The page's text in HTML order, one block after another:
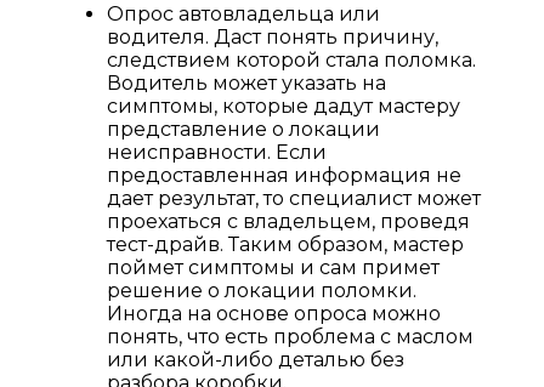
Опрос автовладельца или
водителя. Даст понять причину,
следствием которой стала поломка.
Водитель может указать на
симптомы, которые дадут мастеру
представление о локации
неисправности. Если
предоставленная информация не
дает результат, то специалист может
проехаться с владельцем, проведя
тест-драйв. Таким образом, мастер
поймет симптомы и сам примет
решение о локации поломки.
Иногда на основе опроса можно
понять, что есть проблема с маслом
или какой-либо деталью без
разбора коробки.